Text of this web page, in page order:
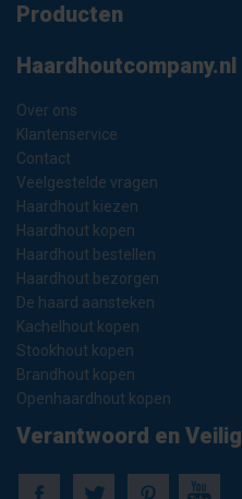
Producten
Haardhoutcompany.nl
Over ons
Klantenservice
Contact
Veelgestelde vragen
Haardhout kiezen
Haardhout kopen
Haardhout bestellen
Haardhout bezorgen
De haard aansteken
Kachelhout kopen
Stookhout kopen
Brandhout kopen
Openhaardhout kopen
Verantwoord en Veilig